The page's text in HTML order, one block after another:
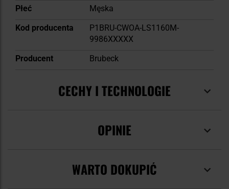
Płeć
Męska
Kod producenta
P1BRU-CWOA-LS1160M-
9986XXXXX
Producent
Brubeck
CECHY I TECHNOLOGIE
OPINIE
WARTO DOKUPIĆ